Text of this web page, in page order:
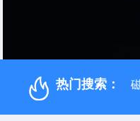
热门搜索：